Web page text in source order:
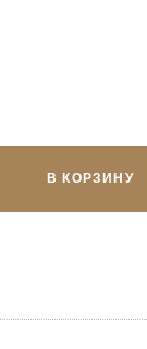
В КОРЗИНУ